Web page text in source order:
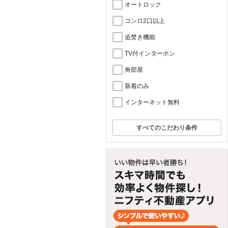
オートロック
コンロ2口以上
追焚き機能
TV付インターホン
角部屋
新着のみ
インターネット無料
すべてのこだわり条件